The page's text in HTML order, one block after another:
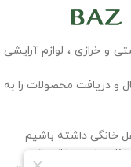
و خرازی ، لوازم آرایشی
و دریافت محصولات را به
خانگی داشته باشیم
سایت مغازه باز